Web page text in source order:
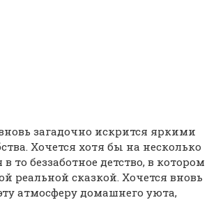
загадочно искрится яркими
Хочется хотя бы на несколько
то беззаботное детство, в котором
реальной сказкой. Хочется вновь
атмосферу домашнего уюта,